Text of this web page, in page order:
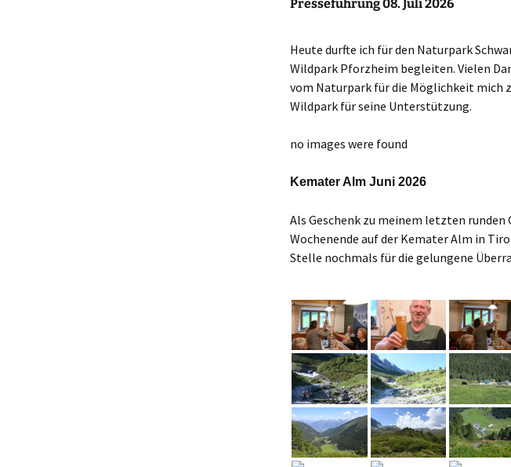
Presseführung 08. Juli 2026
Heute durfte ich für den Naturpark
Wildpark Pforzheim begleiten. Vielen
vom Naturpark für die Möglichkeit mich
Wildpark für seine Unterstützung.
no images were found
Kemater Alm Juni 2026
Als Geschenk zu meinem letzten
Wochenende auf der Kemater Alm in
Stelle nochmals für die gelungene